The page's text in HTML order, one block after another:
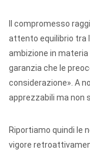
Il compromesso
attento equilibrio tra
ambizione in materia
garanzia che le
considerazione». A
apprezzabili ma non
Riportiamo quindi le
vigore